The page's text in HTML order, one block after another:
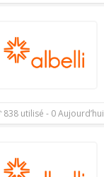
838 utilisé - 0 Aujourd’hui